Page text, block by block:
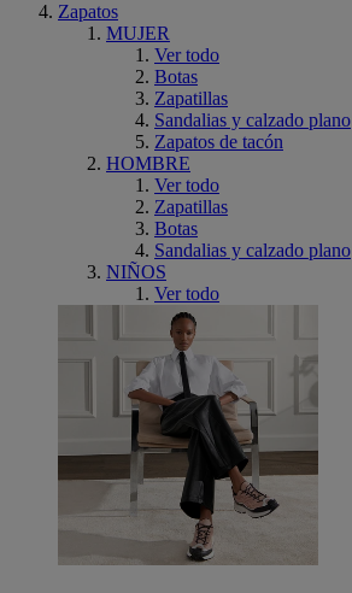
Zapatos
MUJER
Ver todo
Botas
Zapatillas
Sandalias y calzado plano
Zapatos de tacón
HOMBRE
Ver todo
Zapatillas
Botas
Sandalias y calzado plano
NIÑOS
Ver todo